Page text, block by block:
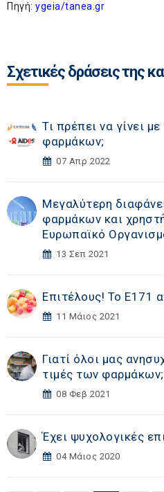
Πηγή: ygeia/tanea.gr
Σχετικές δράσεις της
Τι πρέπει να γίνει
φαρμάκων;
07 Απρ 2022
Μεγαλύτερη
φαρμάκων και
Ευρωπαϊκό
13 Σεπ 2021
Επιτέλους! Το Ε171
11 Μάιος 2021
Γιατί όλοι μας
τιμές των φαρμάκων;
08 Φεβ 2021
Έχει ψυχολογικές
04 Μάιος 2020